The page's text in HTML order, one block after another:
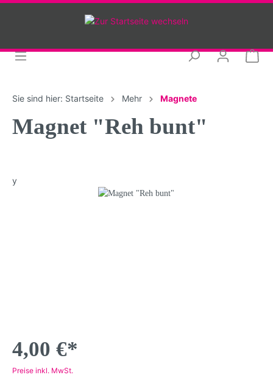
Sie sind hier: Startseite Mehr Magnete
Magnet "Reh bunt"
y
4,00 €*
Preise inkl. MwSt.